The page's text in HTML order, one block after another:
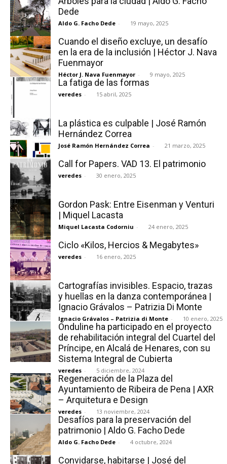
Dede
Aldo G. Facho Dede - 19 mayo, 2025
Cuando el diseño excluye, un desafío
en la era de la inclusión | Héctor J. Nava
Fuenmayor
Héctor J. Nava Fuenmayor - 9 mayo, 2025
La fatiga de las formas
veredes - 15 abril, 2025
La plástica es culpable | José Ramón
Hernández Correa
José Ramón Hernández Correa - 21 marzo, 2025
Call for Papers. VAD 13. El patrimonio
veredes - 30 enero, 2025
Gordon Pask: Entre Eisenman y Venturi
| Miquel Lacasta
Miquel Lacasta Codorniu - 24 enero, 2025
Ciclo «Kilos, Hercios & Megabytes»
veredes - 16 enero, 2025
Cartografías invisibles. Espacio, trazas
y huellas en la danza contemporánea |
Ignacio Grávalos – Patrizia Di Monte
Ignacio Grávalos – Patrizia di Monte - 10 enero, 2025
Onduline ha participado en el proyecto
de rehabilitación integral del Cuartel del
Príncipe, en Alcalá de Henares, con su
Sistema Integral de Cubierta
veredes - 5 diciembre, 2024
Regeneración de la Plaza del
Ayuntamiento de Ribeira de Pena | AXR
– Arquitetura e Design
veredes - 13 noviembre, 2024
Desafíos para la preservación del
patrimonio | Aldo G. Facho Dede
Aldo G. Facho Dede - 4 octubre, 2024
Convidarse, habitarse | José del